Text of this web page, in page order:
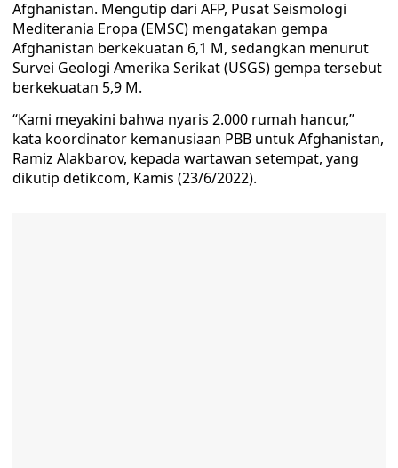
Afghanistan. Mengutip dari AFP, Pusat Seismologi
Mediterania Eropa (EMSC) mengatakan gempa
Afghanistan berkekuatan 6,1 M, sedangkan menurut
Survei Geologi Amerika Serikat (USGS) gempa tersebut
berkekuatan 5,9 M.
“Kami meyakini bahwa nyaris 2.000 rumah hancur,”
kata koordinator kemanusiaan PBB untuk Afghanistan,
Ramiz Alakbarov, kepada wartawan setempat, yang
dikutip detikcom, Kamis (23/6/2022).